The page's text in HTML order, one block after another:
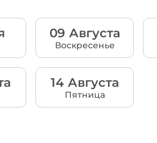
09 Августа
Воскресенье
14 Августа
Пятница